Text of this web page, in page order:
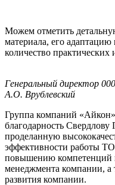
Можем отметить
материала, его
количество практических
Генеральный директор
А.О. Врублевский
Группа компаний
благодарность
проделанную
эффективности работы
повышению компетенций
менеджмента компании, а
развития компании.